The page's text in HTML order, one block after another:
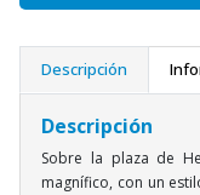
Descripción
Descripción
Sobre la plaza de
magnífico, con un